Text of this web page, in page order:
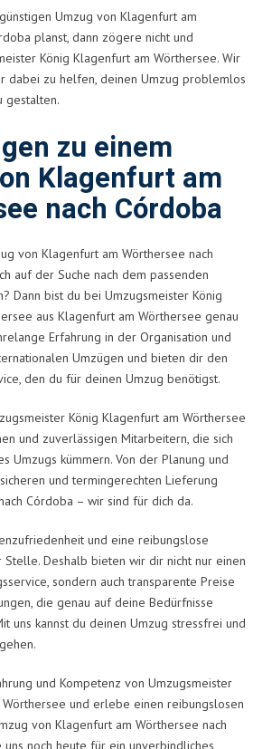
Umzug von Klagenfurt am
planst, dann zögere nicht und
König Klagenfurt am Wörthersee. Wir
dabei zu helfen, deinen Umzug problemlos
gestalten.
zu einem
Klagenfurt am
nach Córdoba
von Klagenfurt am Wörthersee nach
auf der Suche nach dem passenden
Dann bist du bei Umzugsmeister König
aus Klagenfurt am Wörthersee genau
Erfahrung in der Organisation und
Umzügen und bieten dir den
den du für deinen Umzug benötigst.
König Klagenfurt am Wörthersee
und zuverlässigen Mitarbeitern, die sich
Umzugs kümmern. Von der Planung und
und termingerechten Lieferung
Córdoba – wir sind für dich da.
und eine reibungslose
Stelle. Deshalb bieten wir dir nicht nur einen
sondern auch transparente Preise
die genau auf deine Bedürfnisse
uns kannst du deinen Umzug stressfrei und
und Kompetenz von Umzugsmeister
und erlebe einen reibungslosen
von Klagenfurt am Wörthersee nach
uns noch heute für ein unverbindliches